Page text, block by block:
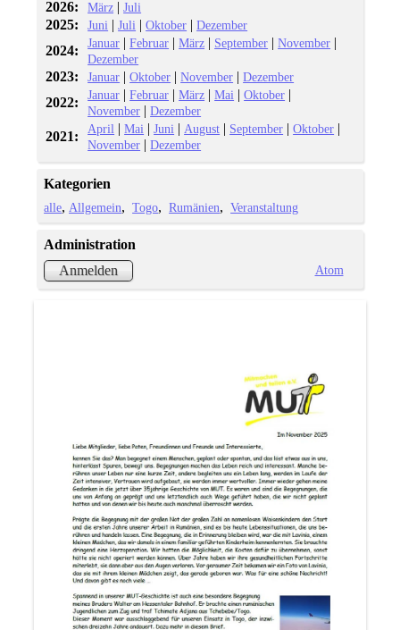
2026:
März |Juli
2025: Juni |Juli |Oktober |Dezember
2024: Januar |Februar |März | September |November |
Dezember
2023: Januar |Oktober |November |Dezember
2022: Januar |Februar |März |Mai |Oktober |
November |Dezember
2021: April |Mai |Juni | August | September |Oktober |
November |Dezember
Kategorien
alle Allgemein Togo Rumänien Veranstaltung
Administration
Anmelden
Atom